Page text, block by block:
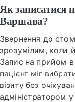
Як записатися
Варшава?
Звернення до
зрозумілим, коли
Запис на прийом
пацієнт міг
візиту без
адміністратором